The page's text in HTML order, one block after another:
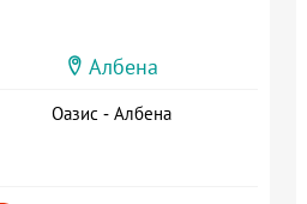
Албена
Оазис - Албена